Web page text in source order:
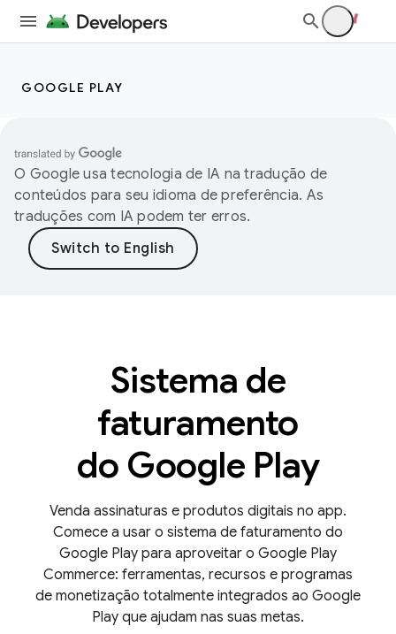
GOOGLE PLAY
O Google usa tecnologia de IA na tradução de
conteúdos para seu idioma de preferência. As
traduções com IA podem ter erros.
Sistema de
faturamento
do Google Play
Venda assinaturas e produtos digitais no app.
Comece a usar o sistema de faturamento do
Google Play para aproveitar o Google Play
Commerce: ferramentas, recursos e programas
de monetização totalmente integrados ao Google
Play que ajudam nas suas metas.